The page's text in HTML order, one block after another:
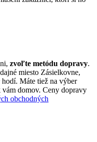
zvoľte metódu dopravy.
miesto Zásielkovne,
Máte tiež na výber
domov. Ceny dopravy
obchodných